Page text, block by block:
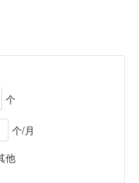
个
个/月
他